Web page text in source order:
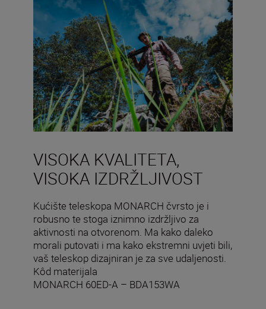
VISOKA KVALITETA,
VISOKA IZDRŽLJIVOST
Kućište teleskopa MONARCH čvrsto je i
robusno te stoga iznimno izdržljivo za
aktivnosti na otvorenom. Ma kako daleko
morali putovati i ma kako ekstremni uvjeti bili,
vaš teleskop dizajniran je za sve udaljenosti.
Kôd materijala
MONARCH 60ED-A – BDA153WA